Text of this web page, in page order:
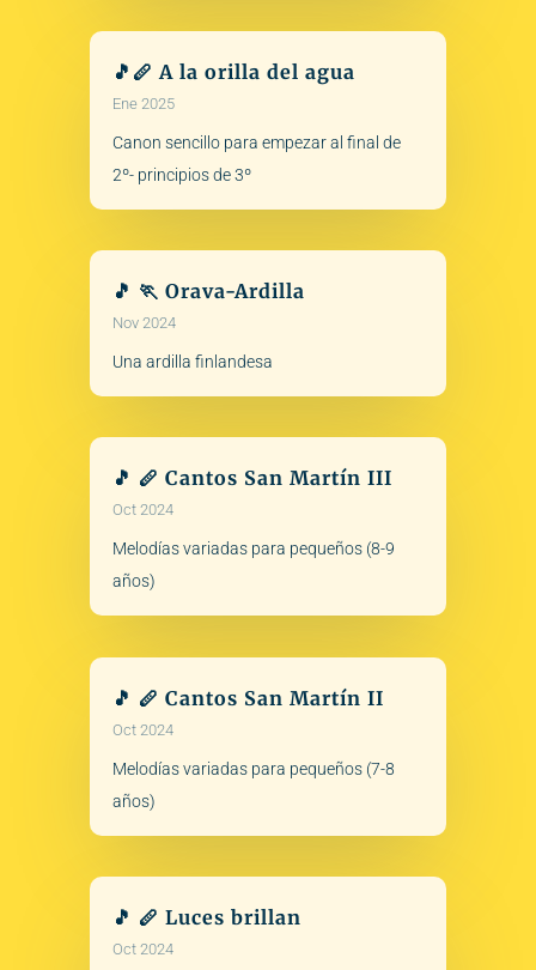
🎵🪈 A la orilla del agua
Ene 2025
Canon sencillo para empezar al final de
2º- principios de 3º
🎵 🏃 Orava-Ardilla
Nov 2024
Una ardilla finlandesa
🎵 🪈 Cantos San Martín III
Oct 2024
Melodías variadas para pequeños (8-9
años)
🎵 🪈 Cantos San Martín II
Oct 2024
Melodías variadas para pequeños (7-8
años)
🎵 🪈 Luces brillan
Oct 2024